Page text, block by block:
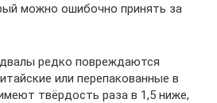
можно ошибочно принять за
редко повреждаются
или перепакованные в
твёрдость раза в 1,5 ниже,